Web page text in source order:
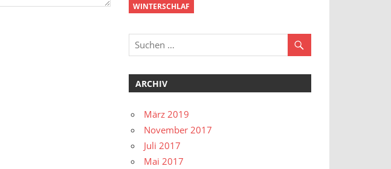
WINTERSCHLAF
ARCHIV
März 2019
November 2017
Juli 2017
Mai 2017